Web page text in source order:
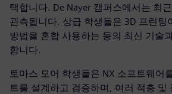
택합니다. De Nayer 캠퍼스에서는 최
관측됩니다. 상급 학생들은 3D 프린팅
방법을 혼합 사용하는 등의 최신 기술
합니다.
토마스 모어 학생들은 NX 소프트웨어
트를 설계하고 검증하며, 여러 적층 및